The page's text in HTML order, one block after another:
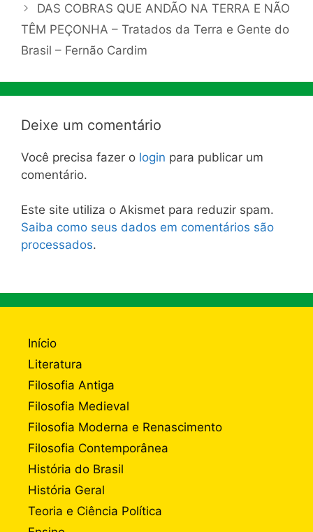
DAS COBRAS QUE ANDÃO NA TERRA E NÃO
TÊM PEÇONHA – Tratados da Terra e Gente do
Brasil – Fernão Cardim
Deixe um comentário
Você precisa fazer o login para publicar um
comentário.
Este site utiliza o Akismet para reduzir spam.
Saiba como seus dados em comentários são
processados.
Início
Literatura
Filosofia Antiga
Filosofia Medieval
Filosofia Moderna e Renascimento
Filosofia Contemporânea
História do Brasil
História Geral
Teoria e Ciência Política